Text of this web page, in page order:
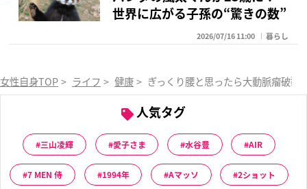
世界に広がる子孫の“驚きの数”
2026/07/16 11:00 暮らし
女性自身TOP > ライフ > 健康 > ぎっくり腰と思ったら大動脈瘤破
人気タグ
三山凌輝 愛子さま 水谷豊 AIR
7 MEN 侍 1994年 Aマッソ 2ショット